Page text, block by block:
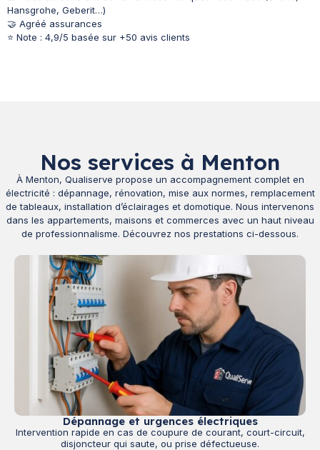
Hansgrohe, Geberit…)
🤝 Agréé assurances
⭐ Note : 4,9/5 basée sur +50 avis clients
Nos services à Menton
À Menton, Qualiserve propose un accompagnement complet en
électricité : dépannage, rénovation, mise aux normes, remplacement
de tableaux, installation d’éclairages et domotique. Nous intervenons
dans les appartements, maisons et commerces avec un haut niveau
de professionnalisme. Découvrez nos prestations ci-dessous.
Dépannage et urgences électriques
Intervention rapide en cas de coupure de courant, court-circuit,
disjoncteur qui saute, ou prise défectueuse.